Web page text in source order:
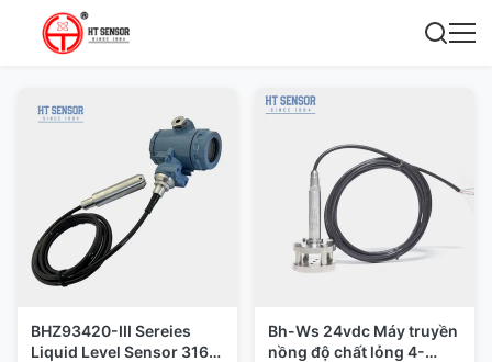
BHZ93420-III Sereies
Liquid Level Sensor 316L
Bh-Ws 24vdc Máy truyền
nồng độ chất lỏng 4-